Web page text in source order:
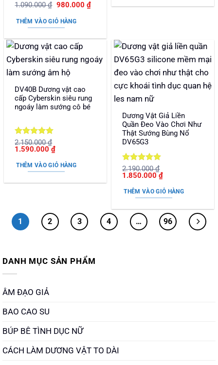
Được xếp
sao
1.090.000₫ Giá
là:
1.090.000 ₫.
980.000 ₫Giá
hiện
THÊM VÀO GIỎ HÀNG
DV40B Dương vật cao
cấp Cyberskin siêu rung
ngoáy làm sướng cô bé
Được xếp
hạng55
2.150.000₫
Giá
là:
2.150.000 ₫.
1.590.000₫Giá
tại
là:
THÊM VÀO GIỎ HÀNG
Dương Vật Giả Liền
Quần Đeo Vào Chơi Như
Thật Sướng Bùng Nổ
DV65G3
Được xếp
hạng55
2.190.000₫
Giá
là:
2.190.000 ₫.
1.850.000₫Giá
tại
là:
THÊM VÀO GIỎ HÀNG
1 2 3 4 … 96
DANH MỤC SẢN PHẨM
ÂM ĐẠO GIẢ
BAO CAO SU
BÚP BÊ TÌNH DỤC NỮ
CÁCH LÀM DƯƠNG VẬT TO DÀI